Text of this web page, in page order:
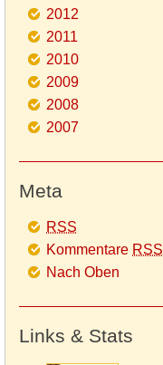
2012
2011
2010
2009
2008
2007
Meta
RSS
Kommentare RSS
Nach Oben
Links & Stats